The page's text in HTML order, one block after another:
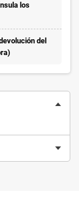
los
del